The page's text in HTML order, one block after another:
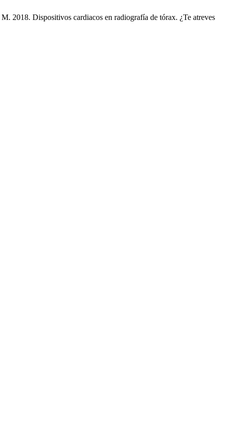
2018. Dispositivos cardiacos en radiografía de tórax. ¿Te atreves